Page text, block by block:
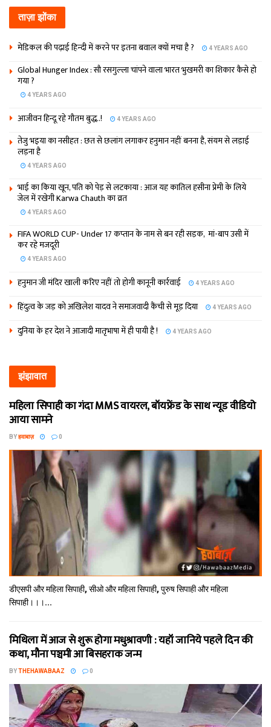
ताज़ा झोंका
मेडिकल की पढ़ाई हिन्‍दी में करने पर इतना बवाल क्‍यों मचा है ? 4 YEARS AGO
Global Hunger Index : सौ रसगुल्‍ला चांपने वाला भारत भुखमरी का शिकार कैसे हो
गया ?
4 YEARS AGO
आजीवन हिन्दू रहे गौतम बुद्ध..! 4 YEARS AGO
तेजु भइया का नसीहत : छत से छलांग लगाकर हनुमान नहीं बनना है, संयम से लड़ाई
लड़ना है
4 YEARS AGO
भाई का किया खून, पति को पेड़ से लटकाया : आज यह कातिल हसीना प्रेमी के लिये
जेल में रखेगी Karwa Chauth का व्रत
4 YEARS AGO
FIFA WORLD CUP- Under 17 कप्‍तान के नाम से बन रही सड़क, मां-बाप उसी में
कर रहे मजदूरी
4 YEARS AGO
हनुमान जी मंदिर खाली करिए नहीं तो होगी कानूनी कार्रवाई 4 YEARS AGO
हिंदुत्व के जड़ को अखिलेश यादव ने समाजवादी कैंची से मूड़ दिया 4 YEARS AGO
दुनिया के हर देश ने आजादी मातृभाषा में ही पायी है ! 4 YEARS AGO
झंझावात
महिला सिपाही का गंदा MMS वायरल, बॉयफ्रेंड के साथ न्यूड वीडियो
आया सामने
BYहवाबाज़ 0
डीएसपी और महिला सिपाही, सीओ और महिला सिपाही, पुरुष सिपाही और महिला
सिपाही।।।...
मिथि‍ला में आज से शुरू होगा मधुश्रावणी : यहॉं जानिये पहले दिन की
कथा, मौना पञ्चमी आ बिसहराक जन्म
BYTHEHAWABAAZ 0